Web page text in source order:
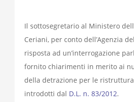
Il sottosegretario al Ministero
Ceriani, per conto dell’Agenzia
risposta ad un’interrogazione
fornito chiarimenti in merito ai
della detrazione per le
introdotti dal D.L. n. 83/2012.